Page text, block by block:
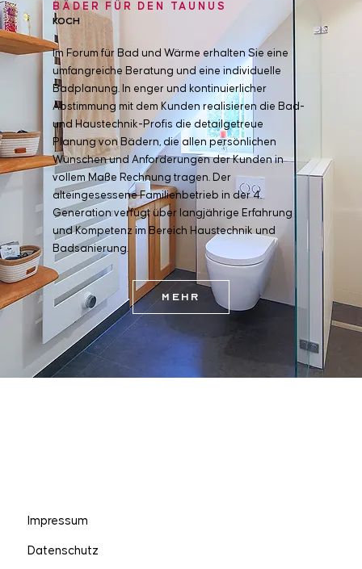
BÄDER FÜR DEN TAUNUS
KOCH
Im Forum für Bad und Wärme erhalten Sie eine
umfangreiche Beratung und eine individuelle
Badplanung. In enger und kontinuierlicher
Abstimmung mit dem Kunden realisieren die Bad-
und Haustechnik-Profis die detailgetreue
Planung von Bädern, die allen persönlichen
Wünschen und Anforderungen der Kunden in
vollem Maße Rechnung tragen. Der
alteingesessene Familienbetrieb in der 4.
Generation verfügt über langjährige Erfahrung
und Kompetenz im Bereich Haustechnik und
Badsanierung.
Mehr
Impressum
Datenschutz